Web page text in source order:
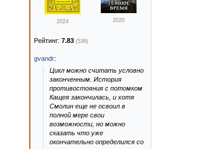
2024 2020
Рейтинг: 7.83 (536)
gvandr:
Цикл можно считать условно
законченным. История
противостояния с потомком
Кащея закончилась, и хотя
Смолин еще не освоил в
полной мере свои
возможности, но можно
сказать что уже
окончательно определился со